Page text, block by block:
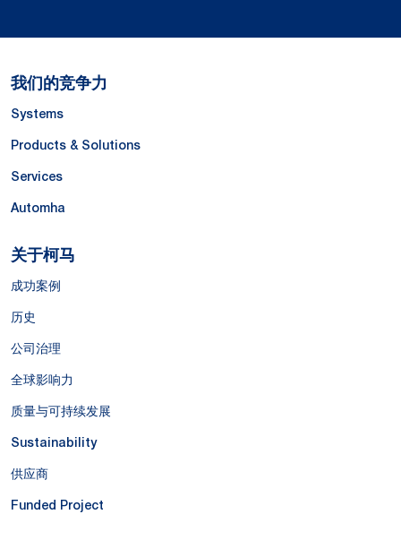
我们的竞争力
Systems
Products & Solutions
Services
Automha
关于柯马
成功案例
历史
公司治理
全球影响力
质量与可持续发展
Sustainability
供应商
Funded Project